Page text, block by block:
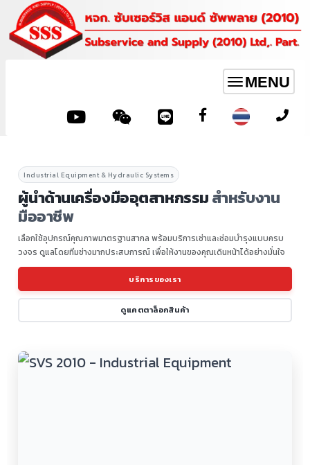
Toggle
navigation
MENU
Industrial Equipment & Hydraulic Systems
ผู้นำด้านเครื่องมืออุตสาหกรรมสำหรับงาน
มืออาชีพ
เลือกใช้อุปกรณ์คุณภาพมาตรฐานสากล พร้อมบริการเช่าและซ่อมบำรุงแบบครบ
วงจร ดูแลโดยทีมช่างมากประสบการณ์ เพื่อให้งานของคุณเดินหน้าได้อย่างมั่นใจ
บริการของเรา
ดูแคตตาล็อกสินค้า